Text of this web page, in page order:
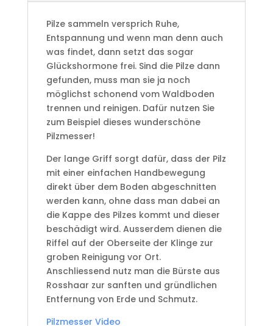
Pilze sammeln versprich Ruhe,
Entspannung und wenn man denn auch
was findet, dann setzt das sogar
Glückshormone frei. Sind die Pilze dann
gefunden, muss man sie ja noch
möglichst schonend vom Waldboden
trennen und reinigen. Dafür nutzen Sie
zum Beispiel dieses wunderschöne
Pilzmesser!
Der lange Griff sorgt dafür, dass der Pilz
mit einer einfachen Handbewegung
direkt über dem Boden abgeschnitten
werden kann, ohne dass man dabei an
die Kappe des Pilzes kommt und dieser
beschädigt wird. Ausserdem dienen die
Riffel auf der Oberseite der Klinge zur
groben Reinigung vor Ort.
Anschliessend nutz man die Bürste aus
Rosshaar zur sanften und gründlichen
Entfernung von Erde und Schmutz.
Pilzmesser Video